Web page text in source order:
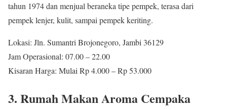
tahun 1974 dan menjual beraneka tipe pempek, terasa dari
pempek lenjer, kulit, sampai pempek keriting.
Lokasi: Jln. Sumantri Brojonegoro, Jambi 36129
Jam Operasional: 07.00 – 22.00
Kisaran Harga: Mulai Rp 4.000 – Rp 53.000
3. Rumah Makan Aroma Cempaka